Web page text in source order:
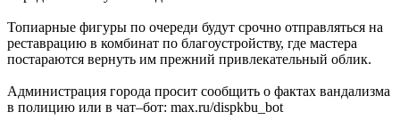
Топиарные фигуры по очереди будут срочно отправляться на
реставрацию в комбинат по благоустройству, где мастера
постараются вернуть им прежний привлекательный облик.
Администрация города просит сообщить о фактах вандализма
в полицию или в чат–бот: max.ru/dispkbu_bot